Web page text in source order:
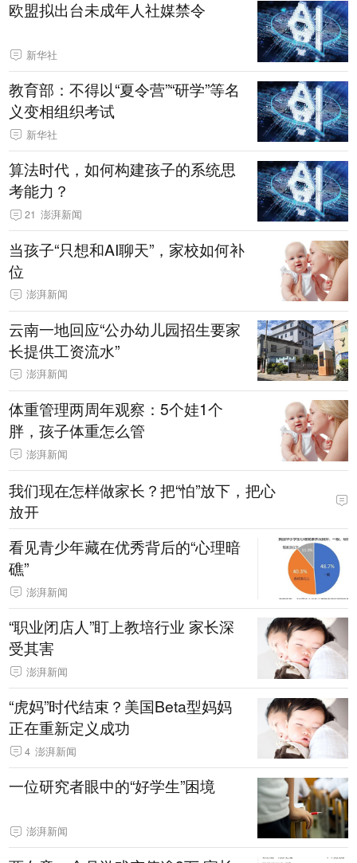
欧盟拟出台未成年人社媒禁令
新华社
教育部：不得以“夏令营”“研学”等名
义变相组织考试
新华社
算法时代，如何构建孩子的系统思
考能力？
21 澎湃新闻
当孩子“只想和AI聊天”，家校如何补
位
澎湃新闻
云南一地回应“公办幼儿园招生要家
长提供工资流水”
澎湃新闻
体重管理两周年观察：5个娃1个
胖，孩子体重怎么管
澎湃新闻
我们现在怎样做家长？把“怕”放下，把心
放开
看见青少年藏在优秀背后的“心理暗
礁”
澎湃新闻
“职业闭店人”盯上教培行业 家长深
受其害
澎湃新闻
“虎妈”时代结束？美国Beta型妈妈
正在重新定义成功
4 澎湃新闻
一位研究者眼中的“好学生”困境
澎湃新闻